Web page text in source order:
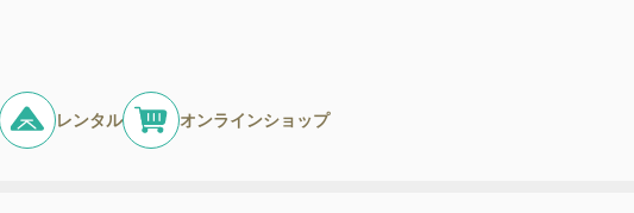
レンタル オンラインショップ